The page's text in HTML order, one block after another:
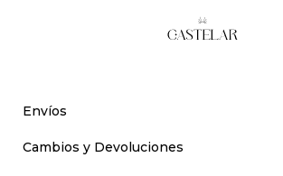
Envíos
Cambios y Devoluciones